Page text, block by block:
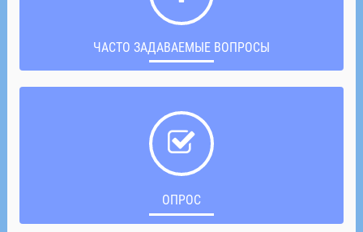
ЧАСТО ЗАДАВАЕМЫЕ ВОПРОСЫ
ОПРОС